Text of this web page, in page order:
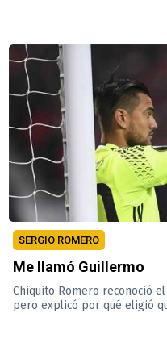
SERGIO ROMERO
Me llamó Guillermo
Chiquito Romero reconoció
pero explicó por qué eligió